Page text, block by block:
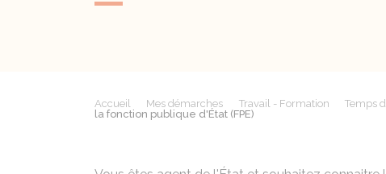
Accueil Mes démarches Travail - Formation Temps
la fonction publique d'État (FPE)